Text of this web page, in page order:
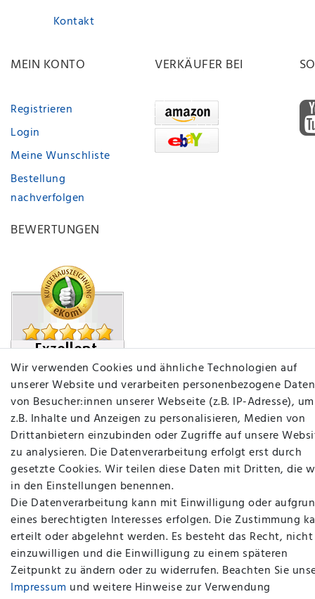
Kontakt
MEIN KONTO
Registrieren
Login
Meine Wunschliste
Bestellung
nachverfolgen
VERKÄUFER BEI
BEWERTUNGEN
Wir verwenden Cookies und ähnliche Technologien auf
unserer Website und verarbeiten personenbezogene Daten
von Besucher:innen unserer Webseite (z.B. IP-Adresse), um
z.B. Inhalte und Anzeigen zu personalisieren, Medien von
Drittanbietern einzubinden oder Zugriffe auf unsere
zu analysieren. Die Datenverarbeitung erfolgt erst durch
gesetzte Cookies. Wir teilen diese Daten mit Dritten, die
in den Einstellungen benennen.
Die Datenverarbeitung kann mit Einwilligung oder
eines berechtigten Interesses erfolgen. Die Zustimmung
erteilt oder abgelehnt werden. Es besteht das Recht, nicht
einzuwilligen und die Einwilligung zu einem späteren
Zeitpunkt zu ändern oder zu widerrufen. Beachten Sie
Impressum und weitere Hinweise zur Verwendung
plentymarkets Template von Plenty Lions
BACK TO TOP